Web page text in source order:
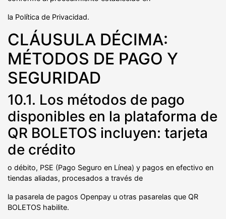
la Política de Privacidad.
CLÁUSULA DÉCIMA:
MÉTODOS DE PAGO Y
SEGURIDAD
10.1. Los métodos de pago
disponibles en la plataforma de
QR BOLETOS incluyen: tarjeta
de crédito
o débito, PSE (Pago Seguro en Línea) y pagos en efectivo en
tiendas aliadas, procesados a través de
la pasarela de pagos Openpay u otras pasarelas que QR
BOLETOS habilite.